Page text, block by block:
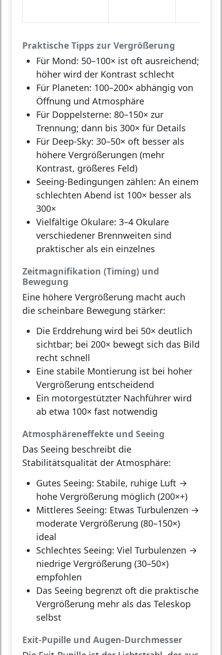
Praktische Tipps zur Vergrößerung
Für Mond: 50–100× ist oft ausreichend;
höher wird der Kontrast schlecht
Für Planeten: 100–200× abhängig von
Öffnung und Atmosphäre
Für Doppelsterne: 80–150× zur
Trennung; dann bis 300× für Details
Für Deep-Sky: 30–50× oft besser als
höhere Vergrößerungen (mehr
Kontrast, größeres Feld)
Seeing-Bedingungen zählen: An einem
schlechten Abend ist 100× besser als
300×
Vielfältige Okulare: 3–4 Okulare
verschiedener Brennweiten sind
praktischer als ein einzelnes
Zeitmagnifikation (Timing) und
Bewegung
Eine höhere Vergrößerung macht auch
die scheinbare Bewegung stärker:
Die Erddrehung wird bei 50× deutlich
sichtbar; bei 200× bewegt sich das Bild
recht schnell
Eine stabile Montierung ist bei hoher
Vergrößerung entscheidend
Ein motorgestützter Nachführer wird
ab etwa 100× fast notwendig
Atmosphäreneffekte und Seeing
Das Seeing beschreibt die
Stabilitätsqualität der Atmosphäre:
Gutes Seeing: Stabile, ruhige Luft →
hohe Vergrößerung möglich (200×+)
Mittleres Seeing: Etwas Turbulenzen →
moderate Vergrößerung (80–150×)
ideal
Schlechtes Seeing: Viel Turbulenzen →
niedrige Vergrößerung (30–50×)
empfohlen
Das Seeing begrenzt oft die praktische
Vergrößerung mehr als das Teleskop
selbst
Exit-Pupille und Augen-Durchmesser